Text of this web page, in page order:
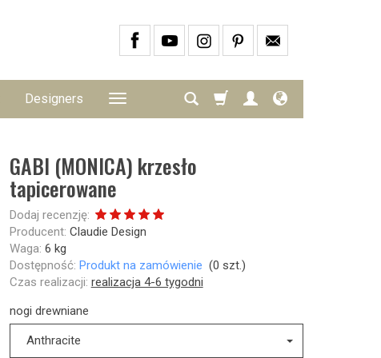
Designers
GABI (MONICA) krzesło
tapicerowane
Dodaj recenzję:
Producent: Claudie Design
Waga: 6 kg
Dostępność: Produkt na zamówienie (0 szt.)
Czas realizacji: realizacja 4-6 tygodni
nogi drewniane
Anthracite